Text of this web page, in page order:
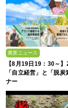
農業ニュース
【8月19日19：30～
「自立経営」と「脱炭
ナー